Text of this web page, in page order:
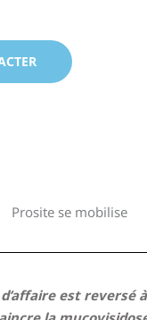
Prosite se mobilise
est reversé